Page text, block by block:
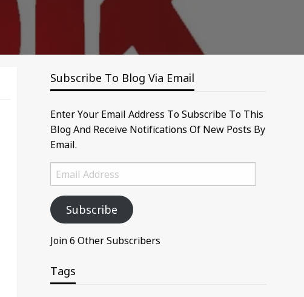
Subscribe To Blog Via Email
Enter Your Email Address To Subscribe To This
Blog And Receive Notifications Of New Posts By
Email.
Email
Address
Subscribe
Join 6 Other Subscribers
Tags